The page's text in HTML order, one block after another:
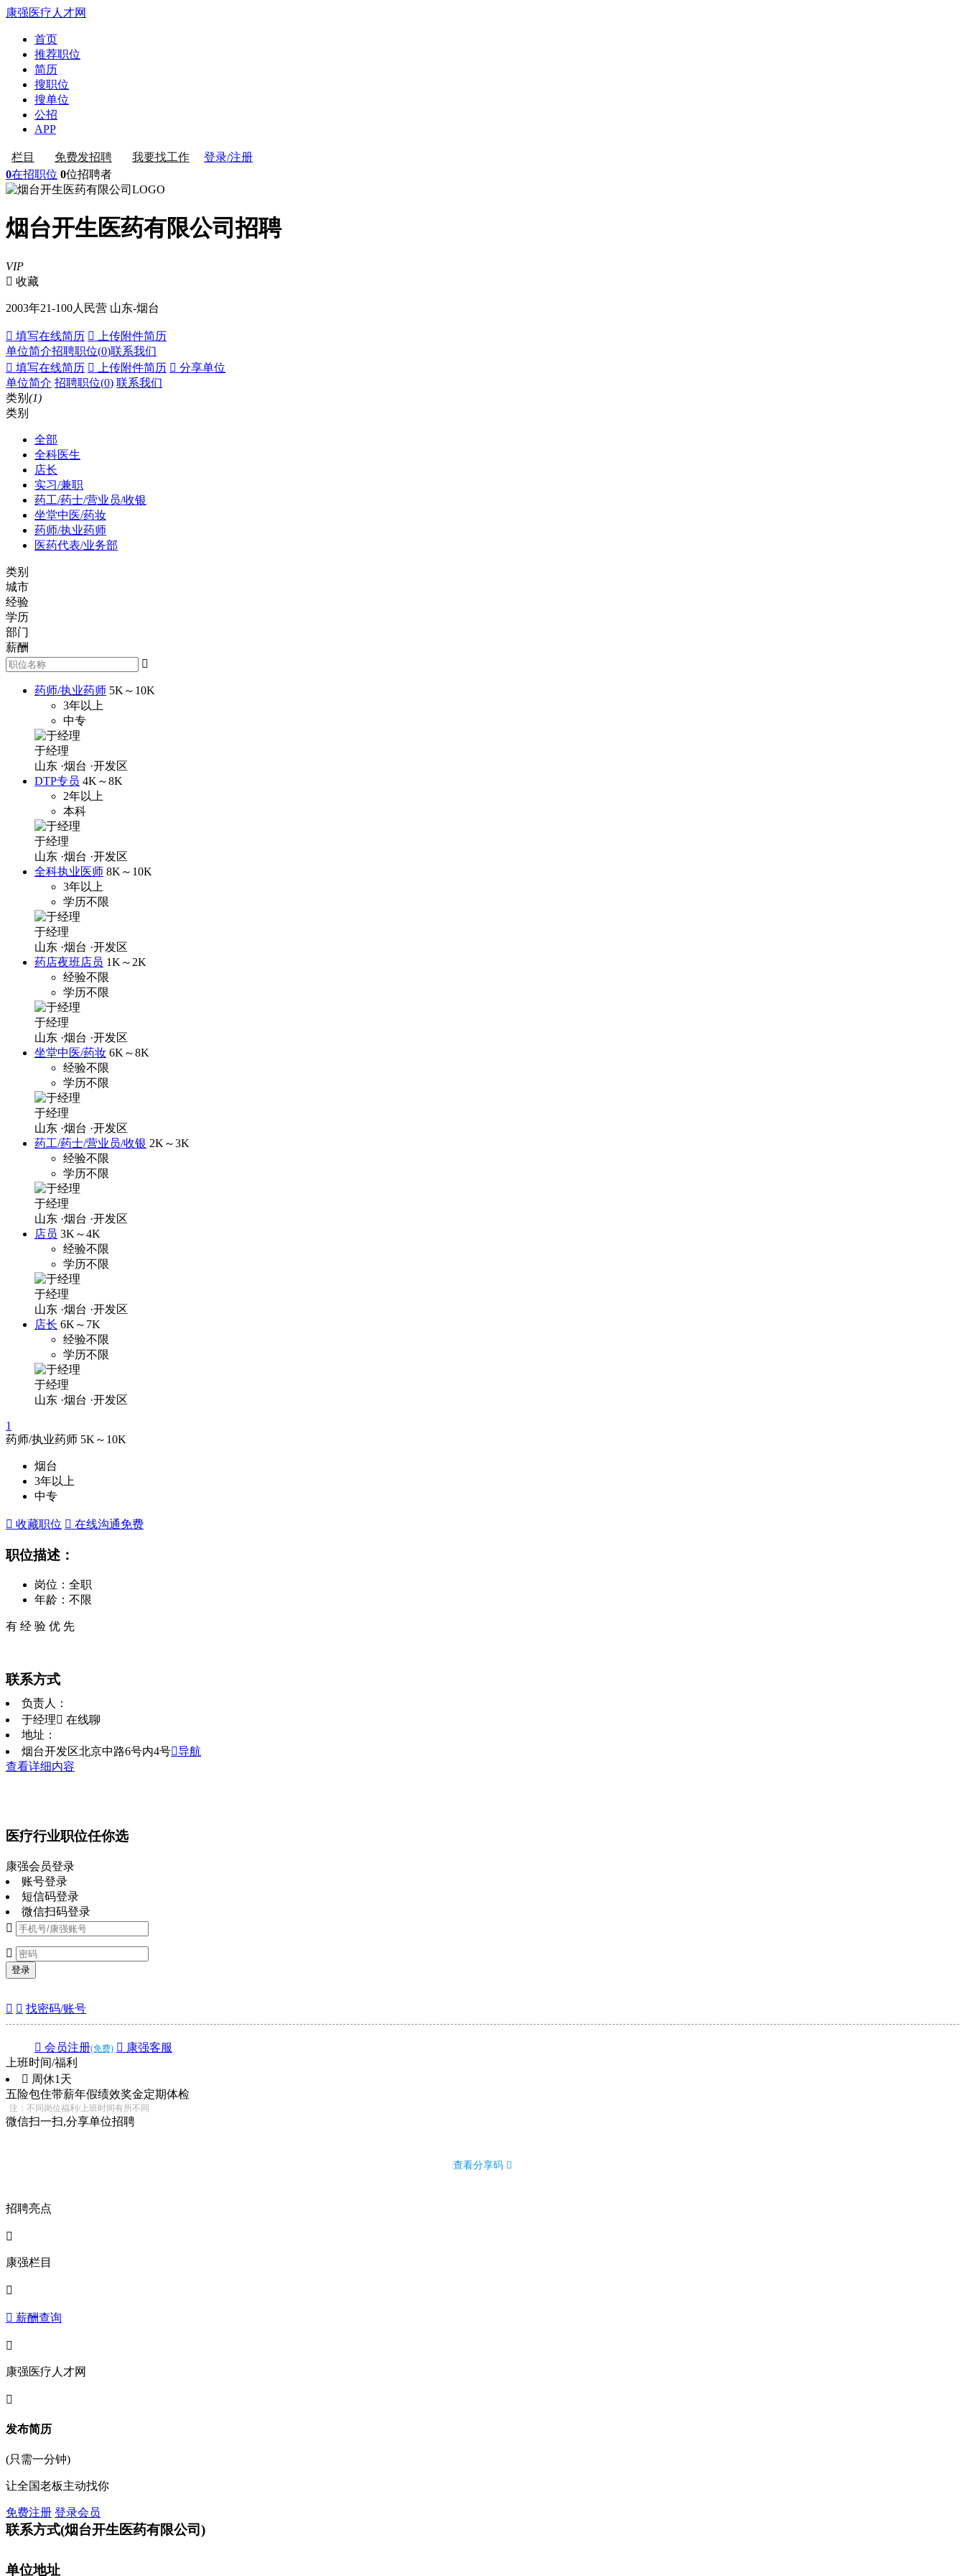
康强医疗人才网
首页
推荐职位
简历
搜职位
搜单位
公招
APP
栏目 免费发招聘 我要找工作
登录/注册
0在招职位 0位招聘者
烟台开生医药有限公司招聘
VIP
 收藏
2003年21-100人 民营 山东-烟台
 填写在线简历  上传附件简历
单位简介招聘职位(0)联系我们
 填写在线简历  上传附件简历  分享单位
单位简介 招聘职位(0) 联系我们
类别 (1)
类别
全部
全科医生
店长
实习/兼职
药工/药士/营业员/收银
坐堂中医/药妆
药师/执业药师
医药代表/业务部
类别
城市
经验
学历
部门
薪酬

药师/执业药师 5K～10K
3年以上
中专
于经理
山东 ·烟台 ·开发区
DTP专员 4K～8K
2年以上
本科
于经理
山东 ·烟台 ·开发区
全科执业医师 8K～10K
3年以上
学历不限
于经理
山东 ·烟台 ·开发区
药店夜班店员 1K～2K
经验不限
学历不限
于经理
山东 ·烟台 ·开发区
坐堂中医/药妆 6K～8K
经验不限
学历不限
于经理
山东 ·烟台 ·开发区
药工/药士/营业员/收银 2K～3K
经验不限
学历不限
于经理
山东 ·烟台 ·开发区
店员 3K～4K
经验不限
学历不限
于经理
山东 ·烟台 ·开发区
店长 6K～7K
经验不限
学历不限
于经理
山东 ·烟台 ·开发区
1
药师/执业药师 5K～10K
烟台
3年以上
中专
 收藏职位  在线沟通免费
职位描述：
岗位：全职
年龄：不限
有 经 验 优 先
联系方式
负责人：
于经理 在线聊
地址：
烟台开发区北京中路6号内4号导航
查看详细内容
医疗行业职位任你选
康强会员登录
账号登录
短信码登录
微信扫码登录


登录
  找密码/账号
 会员注册(免费)  康强客服
上班时间/福利
 周休1天
五险包住带薪年假绩效奖金定期体检
注：不同岗位福利/上班时间有所不同
微信扫一扫,分享单位招聘
查看分享码 
招聘亮点

康强栏目

 薪酬查询

康强医疗人才网

发布简历
(只需一分钟)
让全国老板主动找你
免费注册 登录会员
联系方式(烟台开生医药有限公司)
单位地址